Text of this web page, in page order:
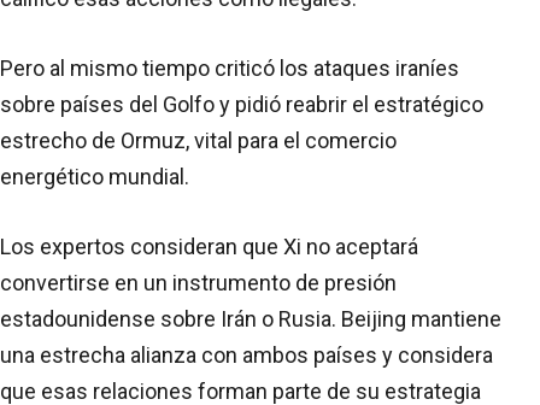
Pero al mismo tiempo criticó los ataques iraníes
sobre países del Golfo y pidió reabrir el estratégico
estrecho de Ormuz, vital para el comercio
energético mundial.
Los expertos consideran que Xi no aceptará
convertirse en un instrumento de presión
estadounidense sobre Irán o Rusia. Beijing mantiene
una estrecha alianza con ambos países y considera
que esas relaciones forman parte de su estrategia